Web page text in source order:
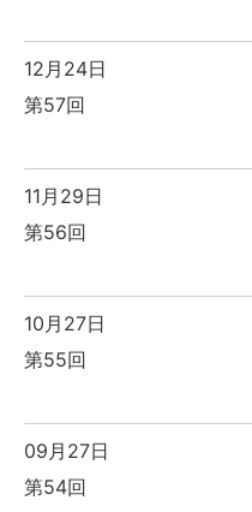
12月24日
第57回
11月29日
第56回
10月27日
第55回
09月27日
第54回